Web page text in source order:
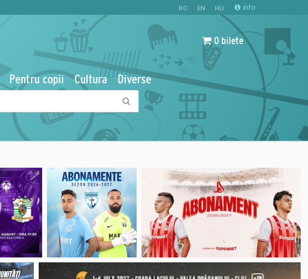
RO EN HU info
0 bilete
Pentru copii Cultura Diverse